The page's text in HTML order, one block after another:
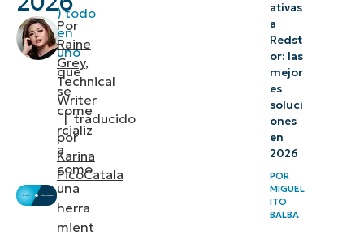
Por
Raine
Grey,
Technical
Writer
|traducido
por
Karina
PicoCatala
nivel tras
evaluar las
alternativas
) todo
en
uno
que
se
come
rcializ
a
como
una
herra
mient
ativas
a
Redst
or: las
mejor
es
soluci
ones
en
2026
POR
MIGUEL
ITO
BALBA